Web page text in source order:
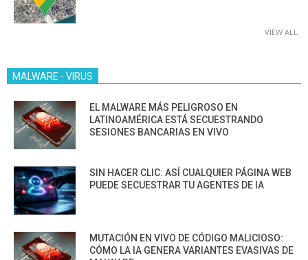
VIEW ALL
MALWARE - VIRUS
EL MALWARE MÁS PELIGROSO EN
LATINOAMÉRICA ESTÁ SECUESTRANDO
SESIONES BANCARIAS EN VIVO
SIN HACER CLIC: ASÍ CUALQUIER PÁGINA WEB
PUEDE SECUESTRAR TU AGENTES DE IA
MUTACIÓN EN VIVO DE CÓDIGO MALICIOSO:
CÓMO LA IA GENERA VARIANTES EVASIVAS DE